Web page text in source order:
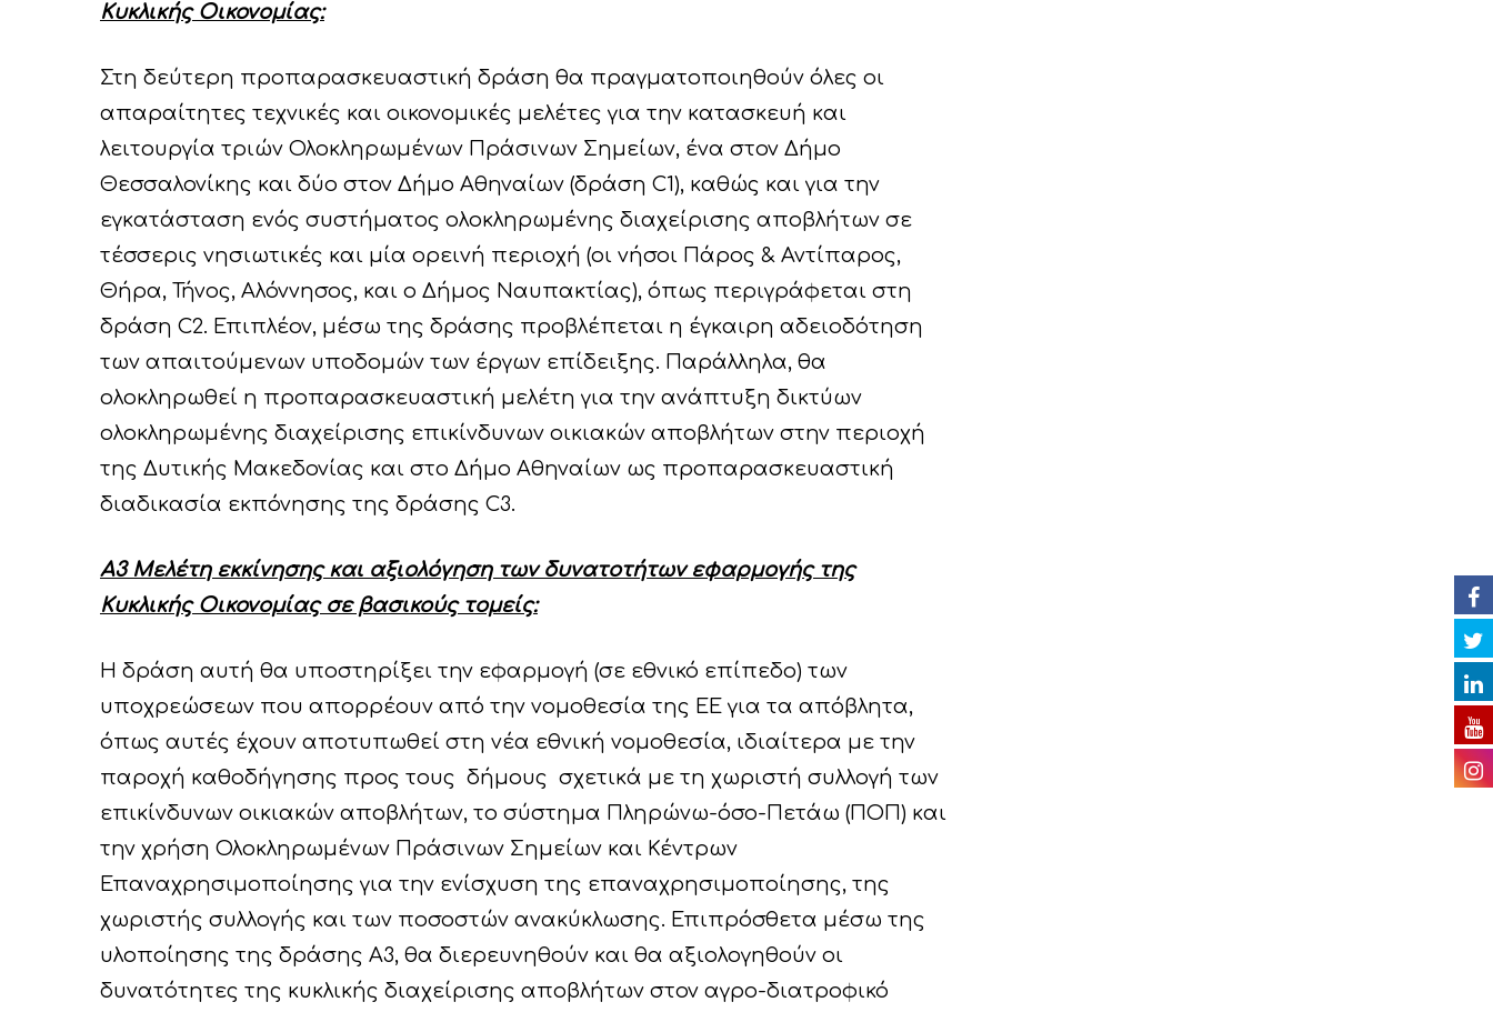
Κυκλικής Οικονομίας:
Στη δεύτερη προπαρασκευαστική δράση θα πραγματοποιηθούν όλες οι
απαραίτητες τεχνικές και οικονομικές μελέτες για την κατασκευή και
λειτουργία τριών Ολοκληρωμένων Πράσινων Σημείων, ένα στον Δήμο
Θεσσαλονίκης και δύο στον Δήμο Αθηναίων (δράση C1), καθώς και για την
εγκατάσταση ενός συστήματος ολοκληρωμένης διαχείρισης αποβλήτων σε
τέσσερις νησιωτικές και μία ορεινή περιοχή (οι νήσοι Πάρος & Αντίπαρος,
Θήρα, Τήνος, Αλόννησος, και ο Δήμος Ναυπακτίας), όπως περιγράφεται στη
δράση C2. Επιπλέον, μέσω της δράσης προβλέπεται η έγκαιρη αδειοδότηση
των απαιτούμενων υποδομών των έργων επίδειξης. Παράλληλα, θα
ολοκληρωθεί η προπαρασκευαστική μελέτη για την ανάπτυξη δικτύων
ολοκληρωμένης διαχείρισης επικίνδυνων οικιακών αποβλήτων στην περιοχή
της Δυτικής Μακεδονίας και στο Δήμο Αθηναίων ως προπαρασκευαστική
διαδικασία εκπόνησης της δράσης C3.
Α3 Μελέτη εκκίνησης και αξιολόγηση των δυνατοτήτων εφαρμογής της
Κυκλικής Οικονομίας σε βασικούς τομείς:
Η δράση αυτή θα υποστηρίξει την εφαρμογή (σε εθνικό επίπεδο) των
υποχρεώσεων που απορρέουν από την νομοθεσία της ΕΕ για τα απόβλητα,
όπως αυτές έχουν αποτυπωθεί στη νέα εθνική νομοθεσία, ιδιαίτερα με την
παροχή καθοδήγησης προς τους δήμους σχετικά με τη χωριστή συλλογή των
επικίνδυνων οικιακών αποβλήτων, το σύστημα Πληρώνω-όσο-Πετάω (ΠΟΠ) και
την χρήση Ολοκληρωμένων Πράσινων Σημείων και Κέντρων
Επαναχρησιμοποίησης για την ενίσχυση της επαναχρησιμοποίησης, της
χωριστής συλλογής και των ποσοστών ανακύκλωσης. Επιπρόσθετα μέσω της
υλοποίησης της δράσης Α3, θα διερευνηθούν και θα αξιολογηθούν οι
δυνατότητες της κυκλικής διαχείρισης αποβλήτων στον αγρο-διατροφικό